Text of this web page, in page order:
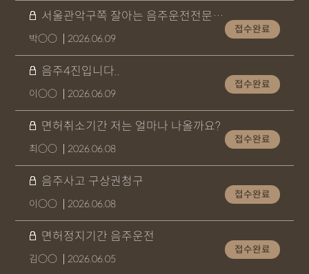
서울관악구쪽 잘아는 음주운전전문변호사님 계신가요
박○○ 2026.06.09
접수완료
음주4진입니다..
이○○ 2026.06.09
접수완료
면허취소기간 저는 얼마나 나올까요?
최○○ 2026.06.08
접수완료
음주사고 구상권청구
이○○ 2026.06.08
접수완료
면허정지기간 음주운전
김○○ 2026.06.05
접수완료